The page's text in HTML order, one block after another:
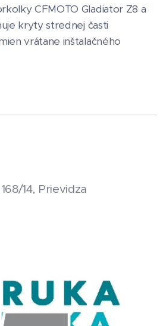
CFMOTO Gladiator Z8 a
kryty strednej časti
vrátane inštalačného
14, Prievidza